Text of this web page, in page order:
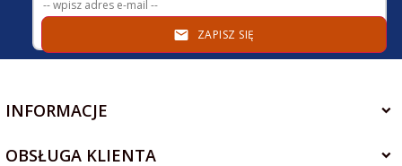
ZAPISZ SIĘ
INFORMACJE
OBSŁUGA KLIENTA